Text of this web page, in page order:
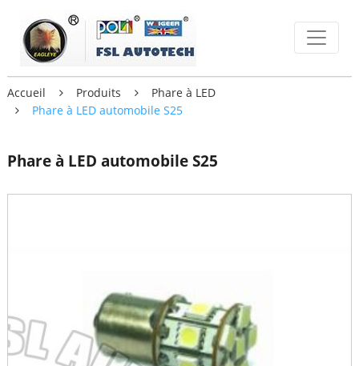
Accueil Produits
Phare à LED
Phare à LED automobile S25
Phare à LED automobile S25